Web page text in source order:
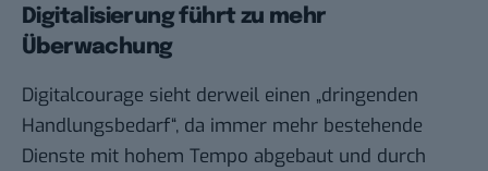
Digitalisierung führt zu mehr
Überwachung
Digitalcourage sieht derweil einen „dringenden
Handlungsbedarf“, da immer mehr bestehende
Dienste mit hohem Tempo abgebaut und durch